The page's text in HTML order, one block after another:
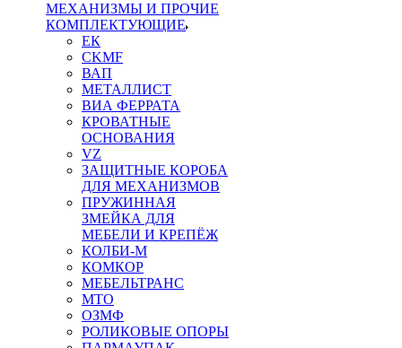
МЕХАНИЗМЫ И ПРОЧИЕ
КОМПЛЕКТУЮЩИЕ
ЕК
CKMF
ВАП
МЕТАЛЛИСТ
ВИА ФЕРРАТА
КРОВАТНЫЕ
ОСНОВАНИЯ
VZ
ЗАЩИТНЫЕ КОРОБА
ДЛЯ МЕХАНИЗМОВ
ПРУЖИННАЯ
ЗМЕЙКА ДЛЯ
МЕБЕЛИ И КРЕПЁЖ
КОЛБИ-М
КОМКОР
МЕБЕЛЬТРАНС
MTO
ОЗМФ
РОЛИКОВЫЕ ОПОРЫ